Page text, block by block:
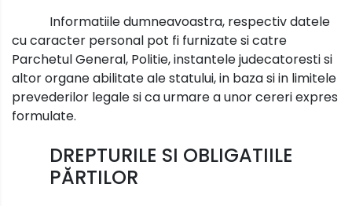
Informatiile dumneavoastra, respectiv datele
cu caracter personal pot fi furnizate si catre
Parchetul General, Politie, instantele judecatoresti si
altor organe abilitate ale statului, in baza si in limitele
prevederilor legale si ca urmare a unor cereri expres
formulate.
DREPTURILE SI OBLIGATIILE
PĂRTILOR